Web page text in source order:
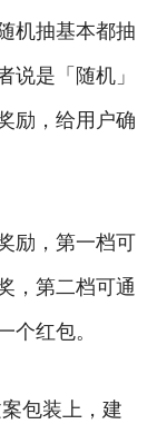
机抽基本都抽
说是「随机」
励，给用户确
励，第一档可
，第二档可通
个红包。
包装上，建